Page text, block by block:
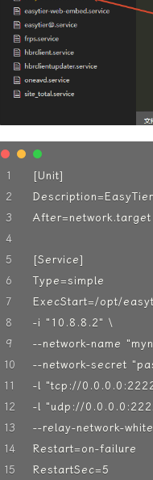
[Unit]
After=network.target
[Service]
Type=simple
ExecStart=/opt/
-i "10.8.8.2" \
--network-name
--network-secret
-l "tcp://
-l "udp://
--relay-network-
Restart=on-failure
RestartSec=5